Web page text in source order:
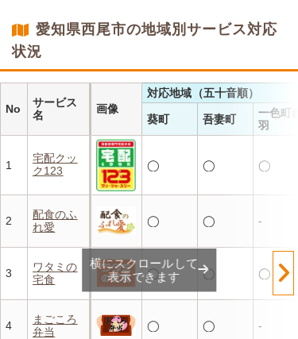
減を実現！温める
愛知県西尾市の地域別サービス対応
状況
No
サービス
名
画像
対応地域（五十音順）
葵町 吾妻町
一色町赤
羽
1
宅配クッ
ク123
◯ ◯ ◯
2
配食のふ
れ愛
◯ ◯ -
3
ワタミの
宅食
◯ ◯ ◯
4
まごころ
弁当
◯ ◯ -
横にスクロールして
表示できます